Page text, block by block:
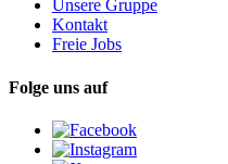
Unsere Gruppe
Kontakt
Freie Jobs
Folge uns auf